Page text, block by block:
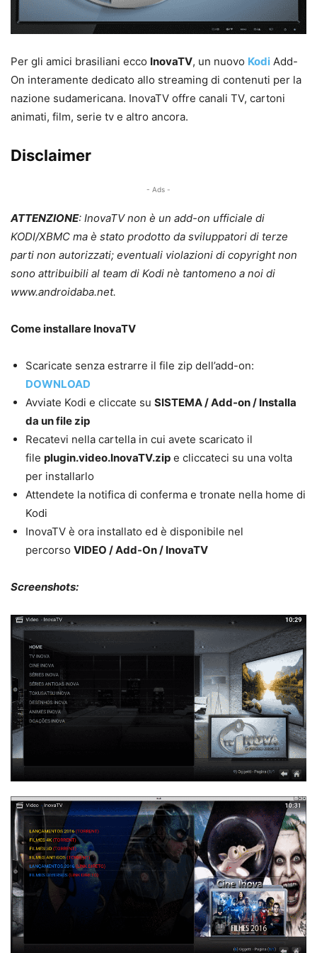
Per gli amici brasiliani ecco InovaTV, un nuovo Kodi Add-
On interamente dedicato allo streaming di contenuti per la
nazione sudamericana. InovaTV offre canali TV, cartoni
animati, film, serie tv e altro ancora.
Disclaimer
- Ads -
ATTENZIONE: InovaTV non è un add-on ufficiale di
KODI/XBMC ma è stato prodotto da sviluppatori di terze
parti non autorizzati; eventuali violazioni di copyright non
sono attribuibili al team di Kodi nè tantomeno a noi di
www.androidaba.net.
Come installare InovaTV
Scaricate senza estrarre il file zip dell’add-on:
DOWNLOAD
Avviate Kodi e cliccate su SISTEMA / Add-on / Installa
da un file zip
Recatevi nella cartella in cui avete scaricato il
file plugin.video.InovaTV.zip e cliccateci su una volta
per installarlo
Attendete la notifica di conferma e tronate nella home di
Kodi
InovaTV è ora installato ed è disponibile nel
percorso VIDEO / Add-On / InovaTV
Screenshots: